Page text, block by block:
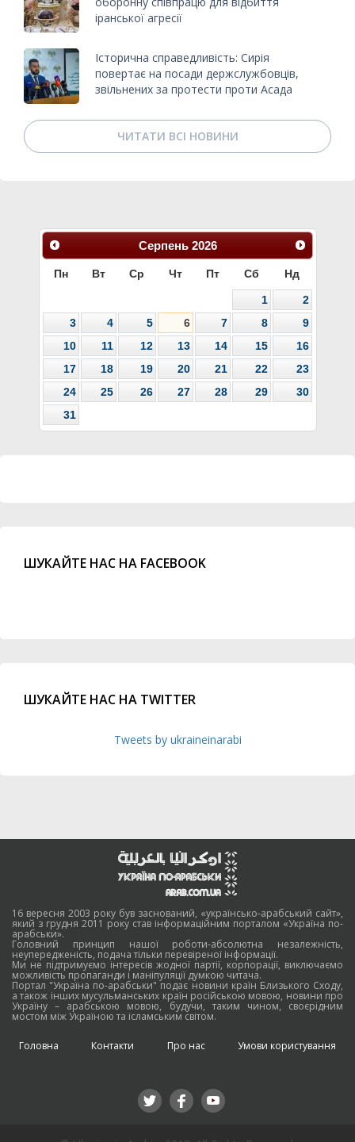
іранської агресії
Історична справедливість: Сирія
повертає на посади держслужбовців,
звільнених за протести проти Асада
ЧИТАТИ ВСІ НОВИНИ
Серпень 2026
Пн Вт Ср Чт Пт Сб Нд
1
2
3
4 5 6 7 8
9
10
11 12 13 14 15
16
17
18 19 20 21 22
23
24
25 26 27 28 29
30
31
ШУКАЙТЕ НАС НА FACEBOOK
ШУКАЙТЕ НАС НА TWITTER
Tweets by ukraineinarabi
16 вересня 2003 року був заснований, «українсько-арабський сайт»,
який з грудня 2011 року став інформаційним порталом «Україна по-
арабськи».
Головний принцип нашої роботи-абсолютна незалежність,
неупередженість, подача тільки перевіреної інформації.
Ми не підтримуємо інтересів жодної партії, корпорації, виключаємо
можливість пропаганди і маніпуляції думкою читача.
Портал "Україна по-арабськи" подає новини країн Близького Сходу,
а також інших мусульманських країн російською мовою, новини про
Україну – арабською мовою, будучи, таким чином, своєрідним
мостом між Україною та ісламським світом.
Головна Контакти Про нас Умови користування